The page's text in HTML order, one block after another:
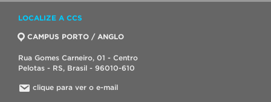
LOCALIZE A CCS
CAMPUS PORTO / ANGLO
Rua Gomes Carneiro, 01 - Centro
Pelotas - RS, Brasil - 96010-610
clique para ver o e-mail